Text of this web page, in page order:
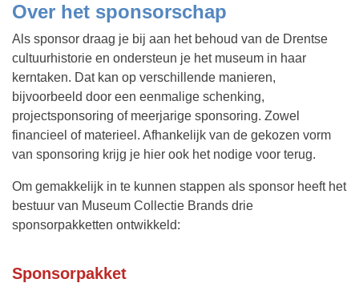
Over het sponsorschap
Als sponsor draag je bij aan het behoud van de Drentse
cultuurhistorie en ondersteun je het museum in haar
kerntaken. Dat kan op verschillende manieren,
bijvoorbeeld door een eenmalige schenking,
projectsponsoring of meerjarige sponsoring. Zowel
financieel of materieel. Afhankelijk van de gekozen vorm
van sponsoring krijg je hier ook het nodige voor terug.
Om gemakkelijk in te kunnen stappen als sponsor heeft het
bestuur van Museum Collectie Brands drie
sponsorpakketten ontwikkeld:
Sponsorpakket